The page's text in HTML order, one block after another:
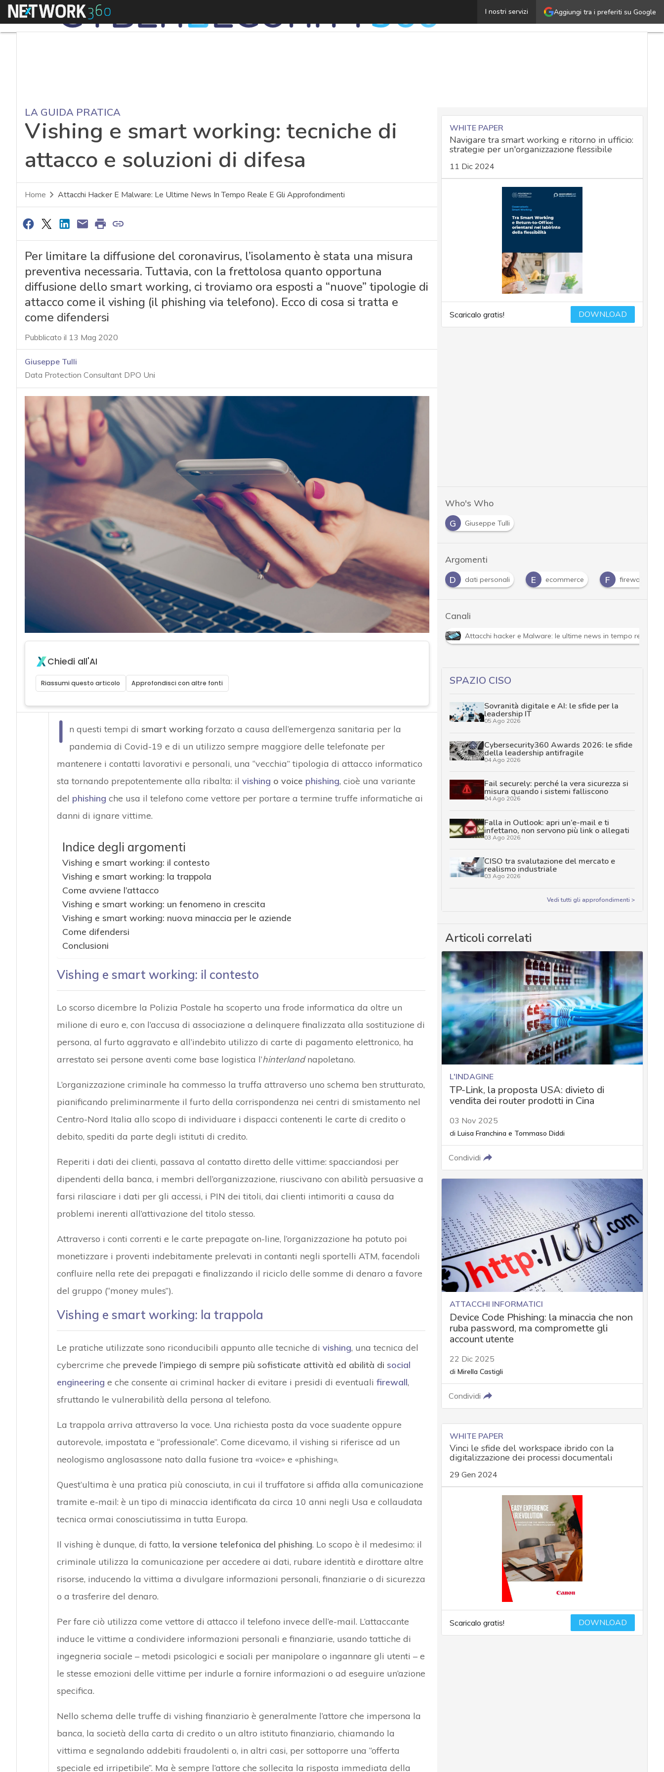
Aggiungi tra i preferiti su Google
I nostri servizi
Menu Vishing e smart working: tecniche di attacco e soluzioni
LA GUIDA PRATICA
Vishing e smart working: tecniche di
attacco e soluzioni di difesa
Home Attacchi Hacker E Malware: Le Ultime News In Tempo Reale E Gli Approfondimenti
Per limitare la diffusione del coronavirus, l’isolamento è stata una misura
preventiva necessaria. Tuttavia, con la frettolosa quanto opportuna
diffusione dello smart working, ci troviamo ora esposti a “nuove” tipologie di
attacco come il vishing (il phishing via telefono). Ecco di cosa si tratta e
come difendersi
Pubblicato il 13 Mag 2020
Giuseppe Tulli
Data Protection Consultant DPO Uni
Chiedi all'AI
Riassumi questo articolo Approfondisci con altre fonti
I n questi tempi di smart working forzato a causa dell’emergenza sanitaria per la
pandemia di Covid-19 e di un utilizzo sempre maggiore delle telefonate per
mantenere i contatti lavorativi e personali, una “vecchia” tipologia di attacco informatico
sta tornando prepotentemente alla ribalta: il vishing o voice phishing, cioè una variante
del phishing che usa il telefono come vettore per portare a termine truffe informatiche ai
danni di ignare vittime.
Indice degli argomenti
Vishing e smart working: il contesto
Vishing e smart working: la trappola
Come avviene l’attacco
Vishing e smart working: un fenomeno in crescita
Vishing e smart working: nuova minaccia per le aziende
Come difendersi
Conclusioni
Vishing e smart working: il contesto
Lo scorso dicembre la Polizia Postale ha scoperto una frode informatica da oltre un
milione di euro e, con l’accusa di associazione a delinquere finalizzata alla sostituzione di
persona, al furto aggravato e all’indebito utilizzo di carte di pagamento elettronico, ha
arrestato sei persone aventi come base logistica l’hinterlandnapoletano.
L’organizzazione criminale ha commesso la truffa attraverso uno schema ben strutturato,
pianificando preliminarmente il furto della corrispondenza nei centri di smistamento nel
Centro-Nord Italia allo scopo di individuare i dispacci contenenti le carte di credito o
debito, spediti da parte degli istituti di credito.
Reperiti i dati dei clienti, passava al contatto diretto delle vittime: spacciandosi per
dipendenti della banca, i membri dell’organizzazione, riuscivano con abilità persuasive a
farsi rilasciare i dati per gli accessi, i PIN dei titoli, dai clienti intimoriti a causa da
problemi inerenti all’attivazione del titolo stesso.
Attraverso i conti correnti e le carte prepagate on-line, l’organizzazione ha potuto poi
monetizzare i proventi indebitamente prelevati in contanti negli sportelli ATM, facendoli
confluire nella rete dei prepagati e finalizzando il riciclo delle somme di denaro a favore
del gruppo (“money mules”).
Vishing e smart working: la trappola
Le pratiche utilizzate sono riconducibili appunto alle tecniche di vishing, una tecnica del
cybercrime che prevede l’impiego di sempre più sofisticate attività ed abilità di social
engineering e che consente ai criminal hacker di evitare i presidi di eventuali firewall,
sfruttando le vulnerabilità della persona al telefono.
La trappola arriva attraverso la voce. Una richiesta posta da voce suadente oppure
autorevole, impostata e “professionale”. Come dicevamo, il vishing si riferisce ad un
neologismo anglosassone nato dalla fusione tra «voice» e «phishing».
Quest’ultima è una pratica più conosciuta, in cui il truffatore si affida alla comunicazione
tramite e-mail: è un tipo di minaccia identificata da circa 10 anni negli Usa e collaudata
tecnica ormai conosciutissima in tutta Europa.
Il vishing è dunque, di fatto, la versione telefonica del phishing. Lo scopo è il medesimo: il
criminale utilizza la comunicazione per accedere ai dati, rubare identità e dirottare altre
risorse, inducendo la vittima a divulgare informazioni personali, finanziarie o di sicurezza
o a trasferire del denaro.
Per fare ciò utilizza come vettore di attacco il telefono invece dell’e-mail. L’attaccante
induce le vittime a condividere informazioni personali e finanziarie, usando tattiche di
ingegneria sociale – metodi psicologici e sociali per manipolare o ingannare gli utenti – e
le stesse emozioni delle vittime per indurle a fornire informazioni o ad eseguire un’azione
specifica.
Nello schema delle truffe di vishing finanziario è generalmente l’attore che impersona la
banca, la società della carta di credito o un altro istituto finanziario, chiamando la
vittima e segnalando addebiti fraudolenti o, in altri casi, per sottoporre una “offerta
speciale ed irripetibile”. Ma è sempre l’attore che sollecita la risposta immediata della
WHITE PAPER
Navigare tra smart working e ritorno in ufficio:
strategie per un'organizzazione flessibile
11 Dic 2024
Scaricalo gratis! DOWNLOAD
Who's Who
G
Giuseppe Tulli
Argomenti
Cybercrime D dati personali E ecommerce F firewall
Canali
Attacchi hacker e Malware: le ultime news in tempo reale e
SPAZIO CISO
Sovranità digitale e AI: le sfide per la
leadership IT
05 Ago 2026
Cybersecurity360 Awards 2026: le sfide
della leadership antifragile
04 Ago 2026
Fail securely: perché la vera sicurezza si
misura quando i sistemi falliscono
04 Ago 2026
Falla in Outlook: apri un’e-mail e ti
infettano, non servono più link o allegati
03 Ago 2026
CISO tra svalutazione del mercato e
realismo industriale
03 Ago 2026
Vedi tutti gli approfondimenti >
Articoli correlati
L'INDAGINE
TP-Link, la proposta USA: divieto di
vendita dei router prodotti in Cina
03 Nov 2025
di Luisa Franchina e Tommaso Diddi
Condividi
ATTACCHI INFORMATICI
Device Code Phishing: la minaccia che non
ruba password, ma compromette gli
account utente
22 Dic 2025
di Mirella Castigli
Condividi
WHITE PAPER
Vinci le sfide del workspace ibrido con la
digitalizzazione dei processi documentali
29 Gen 2024
Scaricalo gratis! DOWNLOAD